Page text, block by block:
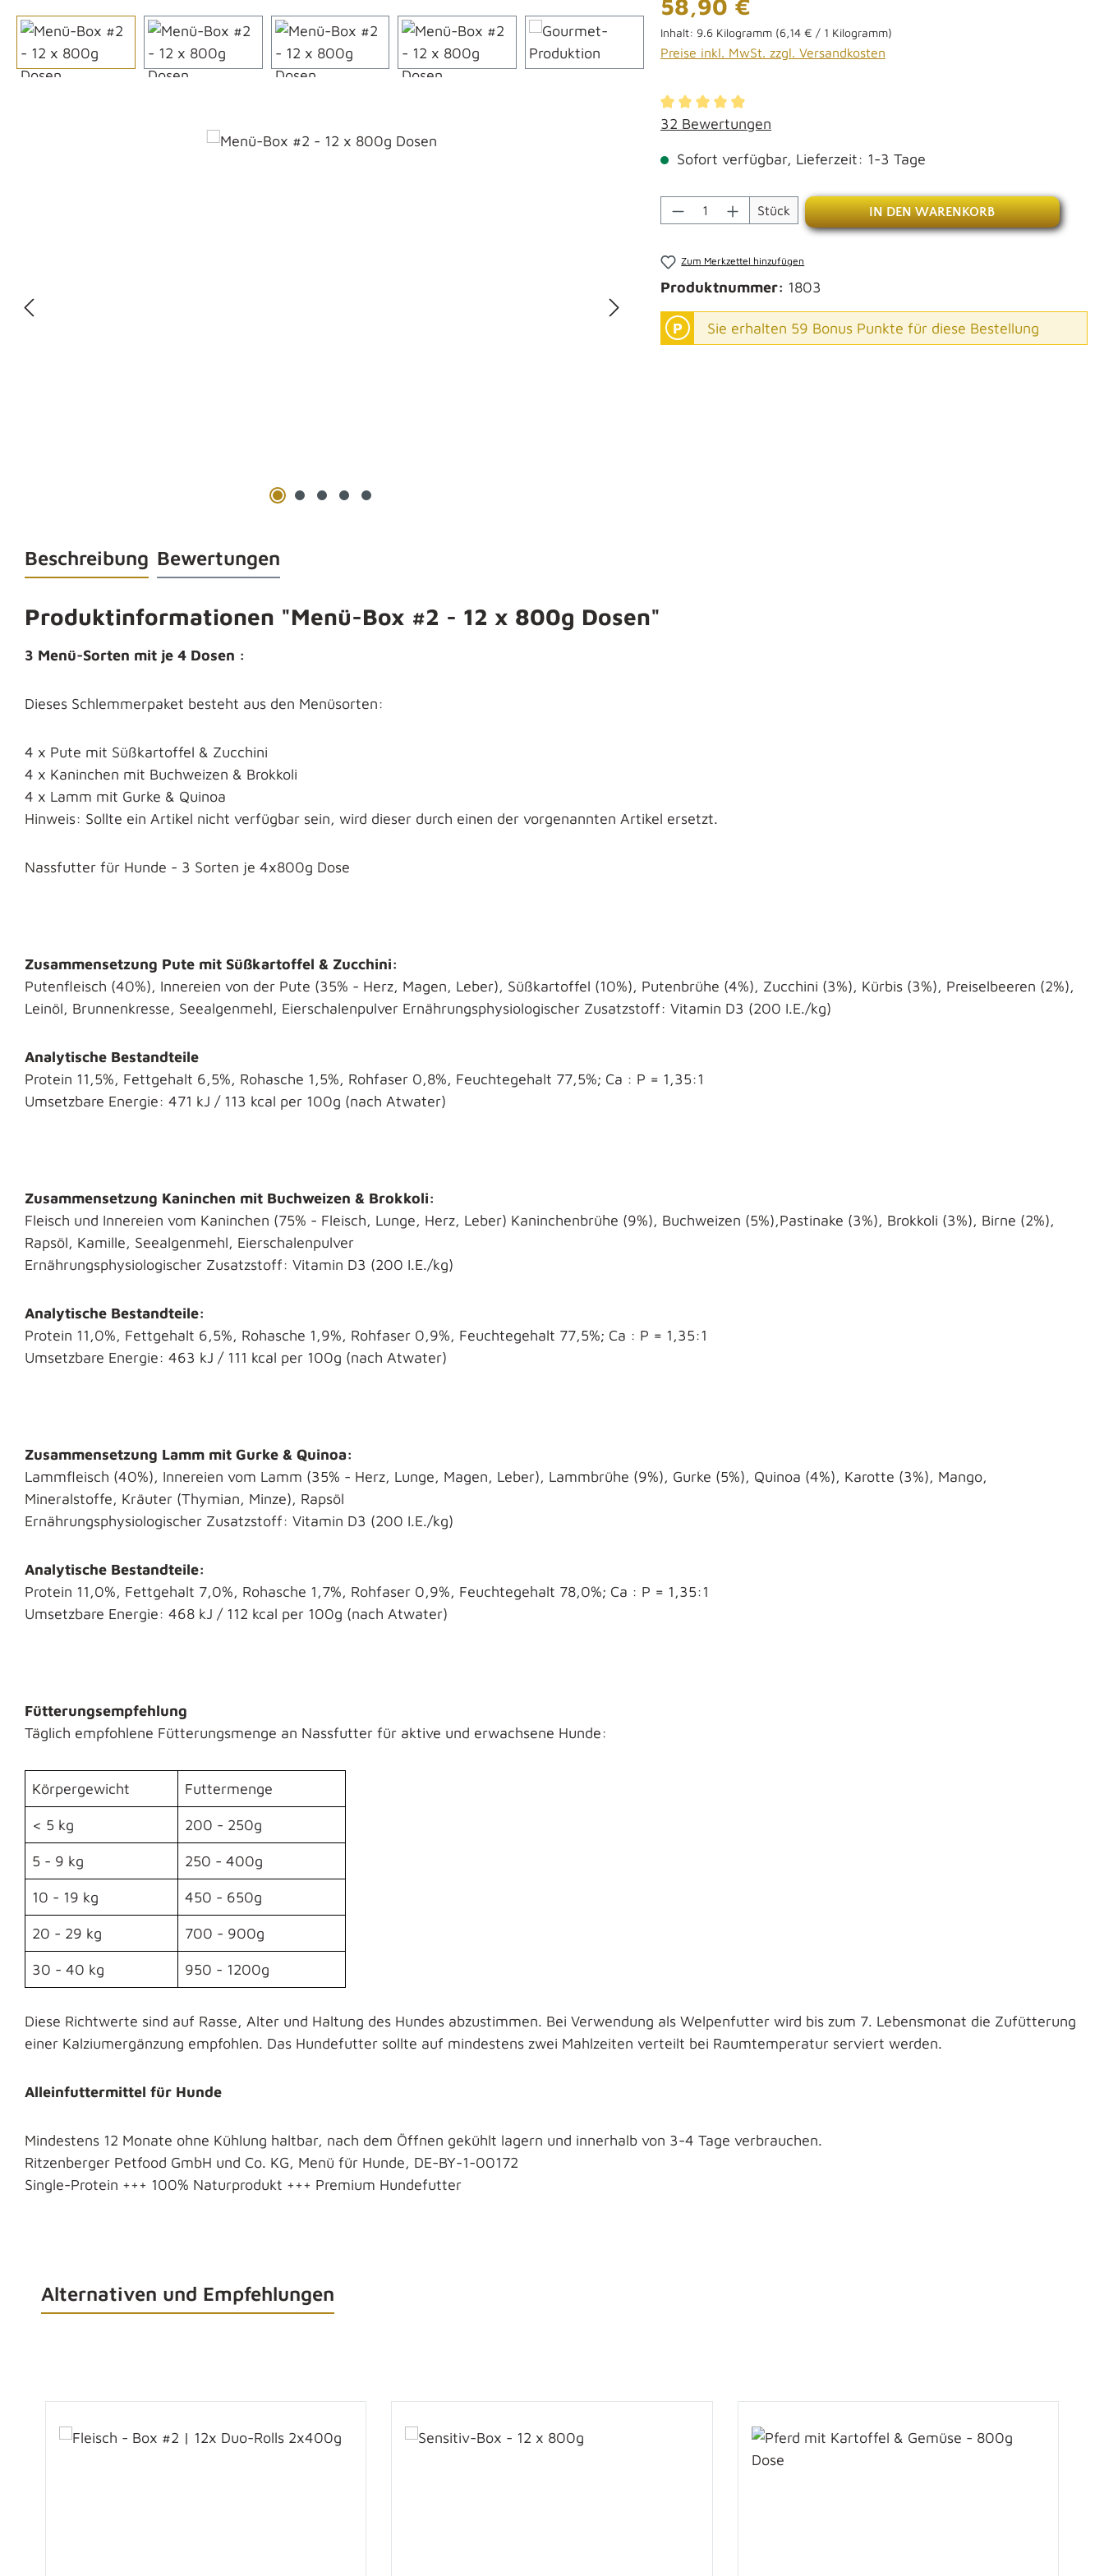
58,90 €
Inhalt: 9.6 Kilogramm (6,14 € / 1 Kilogramm)
Preise inkl. MwSt. zzgl. Versandkosten
Durchschnittliche Bewertung von 4.94 von 5 Sternen
32 Bewertungen
Sofort verfügbar, Lieferzeit: 1-3 Tage
Produkt Anzahl: Gib den gewünschten Wert
Stück IN DEN WARENKORB
Zum Merkzettel hinzufügen
Produktnummer: 1803
P Sie erhalten 59 Bonus Punkte für diese Bestellung
Beschreibung Bewertungen
Produktinformationen "Menü-Box #2 - 12 x 800g Dosen"
3 Menü-Sorten mit je 4 Dosen :
Dieses Schlemmerpaket besteht aus den Menüsorten:
4 x Pute mit Süßkartoffel & Zucchini
4 x Kaninchen mit Buchweizen & Brokkoli
4 x Lamm mit Gurke & Quinoa
Hinweis: Sollte ein Artikel nicht verfügbar sein, wird dieser durch einen der vorgenannten Artikel ersetzt.
Nassfutter für Hunde - 3 Sorten je 4x800g Dose
Zusammensetzung Pute mit Süßkartoffel & Zucchini:
Putenfleisch (40%), Innereien von der Pute (35% - Herz, Magen, Leber), Süßkartoffel (10%), Putenbrühe (4%), Zucchini (3%), Kürbis (3%), Preiselbeeren (2%),
Leinöl, Brunnenkresse, Seealgenmehl, Eierschalenpulver Ernährungsphysiologischer Zusatzstoff: Vitamin D3 (200 I.E./kg)
Analytische Bestandteile
Protein 11,5%, Fettgehalt 6,5%, Rohasche 1,5%, Rohfaser 0,8%, Feuchtegehalt 77,5%; Ca : P = 1,35:1
Umsetzbare Energie: 471 kJ / 113 kcal per 100g (nach Atwater)
Zusammensetzung Kaninchen mit Buchweizen & Brokkoli:
Fleisch und Innereien vom Kaninchen (75% - Fleisch, Lunge, Herz, Leber) Kaninchenbrühe (9%), Buchweizen (5%),Pastinake (3%), Brokkoli (3%), Birne (2%),
Rapsöl, Kamille, Seealgenmehl, Eierschalenpulver
Ernährungsphysiologischer Zusatzstoff: Vitamin D3 (200 I.E./kg)
Analytische Bestandteile:
Protein 11,0%, Fettgehalt 6,5%, Rohasche 1,9%, Rohfaser 0,9%, Feuchtegehalt 77,5%; Ca : P = 1,35:1
Umsetzbare Energie: 463 kJ / 111 kcal per 100g (nach Atwater)
Zusammensetzung Lamm mit Gurke & Quinoa:
Lammfleisch (40%), Innereien vom Lamm (35% - Herz, Lunge, Magen, Leber), Lammbrühe (9%), Gurke (5%), Quinoa (4%), Karotte (3%), Mango,
Mineralstoffe, Kräuter (Thymian, Minze), Rapsöl
Ernährungsphysiologischer Zusatzstoff: Vitamin D3 (200 I.E./kg)
Analytische Bestandteile:
Protein 11,0%, Fettgehalt 7,0%, Rohasche 1,7%, Rohfaser 0,9%, Feuchtegehalt 78,0%; Ca : P = 1,35:1
Umsetzbare Energie: 468 kJ / 112 kcal per 100g (nach Atwater)
Fütterungsempfehlung
Täglich empfohlene Fütterungsmenge an Nassfutter für aktive und erwachsene Hunde:
Körpergewicht Futtermenge
< 5 kg 200 - 250g
5 - 9 kg 250 - 400g
10 - 19 kg 450 - 650g
20 - 29 kg 700 - 900g
30 - 40 kg 950 - 1200g
Diese Richtwerte sind auf Rasse, Alter und Haltung des Hundes abzustimmen. Bei Verwendung als Welpenfutter wird bis zum 7. Lebensmonat die Zufütterung
einer Kalziumergänzung empfohlen. Das Hundefutter sollte auf mindestens zwei Mahlzeiten verteilt bei Raumtemperatur serviert werden.
Alleinfuttermittel für Hunde
Mindestens 12 Monate ohne Kühlung haltbar, nach dem Öffnen gekühlt lagern und innerhalb von 3-4 Tage verbrauchen.
Ritzenberger Petfood GmbH und Co. KG, Menü für Hunde, DE-BY-1-00172
Single-Protein +++ 100% Naturprodukt +++ Premium Hundefutter
Alternativen und Empfehlungen